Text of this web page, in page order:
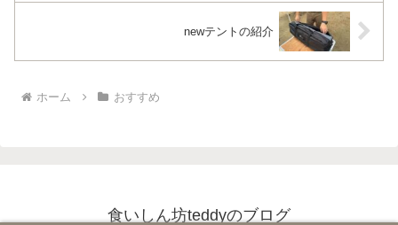
newテントの紹介
ホーム おすすめ
食いしん坊teddyのブログ